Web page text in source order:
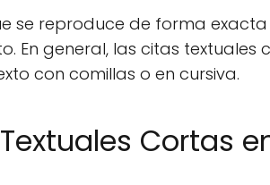
se reproduce de forma exacta
En general, las citas textuales
con comillas o en cursiva.
Cortas